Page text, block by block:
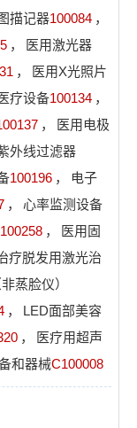
描记器100084 ，
，
医用激光器
，
医用X光照片
疗设备100134 ，
，
医用电极
外线过滤器
100196 ，
电子
，
心率监测设备
100258 ，
医用固
疗脱发用激光治
蒸脸仪）
，
LED面部美容
，
医疗用超声
和器械C100008